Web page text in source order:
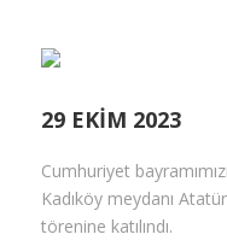
29 EKIM 2023
Cumhuriyet
Kadıköy meydanı
törenine katılındı.